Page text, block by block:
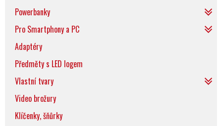
Powerbanky
Pro Smartphony a PC
Adaptéry
Předměty s LED logem
Vlastní tvary
Video brožury
Klíčenky, šňůrky